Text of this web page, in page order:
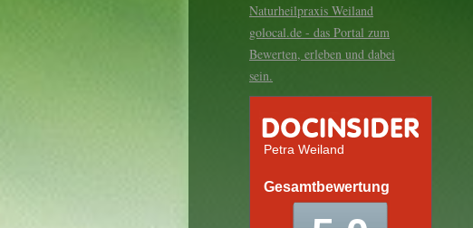
Naturheilpraxis Weiland
golocal.de - das Portal zum
Bewerten, erleben und dabei
sein.